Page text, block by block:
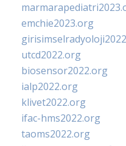
emchie2023.org
utcd2022.org
biosensor2022.org
ialp2022.org
klivet2022.org
ifac-hms2022.org
taoms2022.org